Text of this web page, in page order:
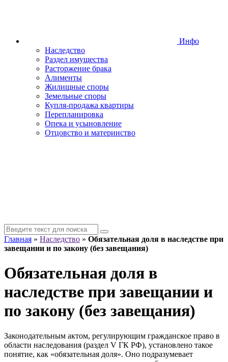
Инфо
Наследство
Раздел имущества
Расторжение брака
Алименты
Жилищные споры
Земельные споры
Купля-продажа квартиры
Перепланировка
Опека и усыновление
Отцовство и материнство
Главная » Наследство » Обязательная доля в наследстве при
завещании и по закону (без завещания)
Обязательная доля в
наследстве при завещании и
по закону (без завещания)
Законодательным актом, регулирующим гражданское право в
области наследования (раздел V ГК РФ), установлено такое
понятие, как «обязательная доля». Оно подразумевает